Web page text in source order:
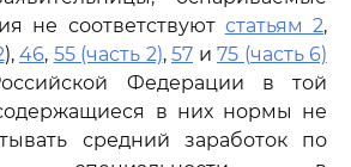
не соответствуют статьям 2,
), 46, 55 (часть 2), 57 и 75 (часть 6)
Федерации в той
в них нормы не
средний заработок по